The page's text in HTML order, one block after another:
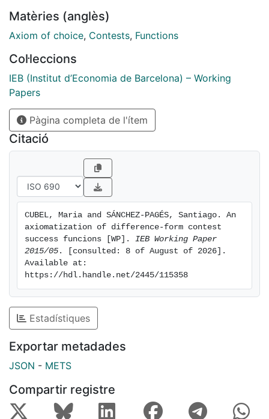
in smaller contests. This property overcomes some of
the drawbacks of the widely-used ratio-form contest
criticisms commonly-held against difference-form
contests success functions, such as lack of scale
invariance, are unfounded. Finally, we extend our
axiomatization to relative-difference contests where
winning probabilities depend on the difference of
contenders effective efforts relative to total
aggregate effort.
Matèries (anglès)
Axiom of choice, Contests, Functions
Col·leccions
IEB (Institut d’Economia de Barcelona) – Working
Papers
Pàgina completa de l'ítem
Citació
CUBEL, Maria and SÁNCHEZ-PAGÉS, Santiago. An
axiomatization of difference-form contest
success funcions [WP]. IEB Working Paper
2015/05 . [consulted: 8 of August of 2026].
Available at:
https://hdl.handle.net/2445/115358
Estadístiques
Exportar metadades
JSON - METS
Compartir registre